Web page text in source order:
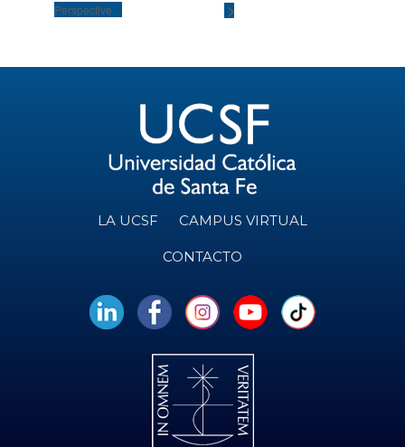
Perspective
LA UCSF CAMPUS VIRTUAL
CONTACTO